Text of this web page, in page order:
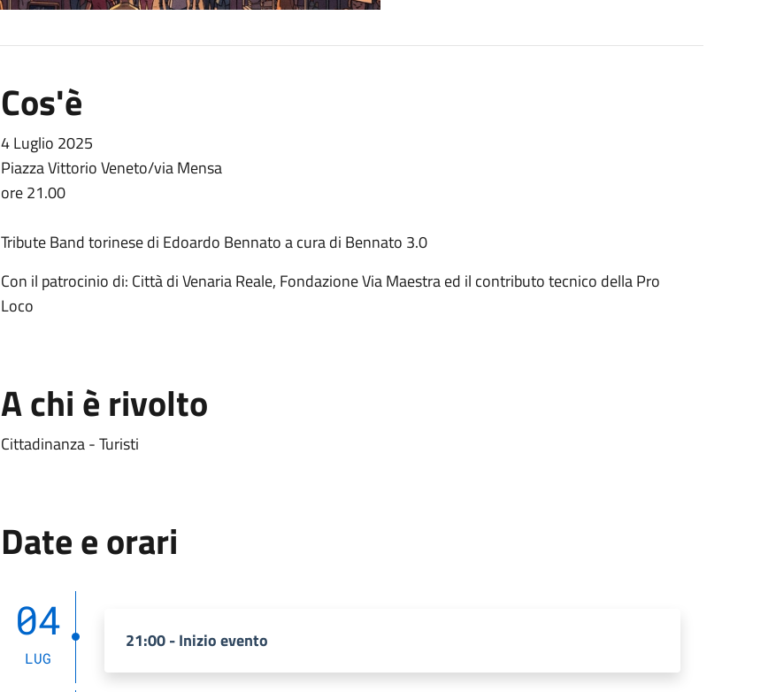
Cos'è
4 Luglio 2025
Piazza Vittorio Veneto/via Mensa
ore 21.00
Tribute Band torinese di Edoardo Bennato a cura di Bennato 3.0
Con il patrocinio di: Città di Venaria Reale, Fondazione Via Maestra ed il contributo tecnico della Pro
Loco
A chi è rivolto
Cittadinanza - Turisti
Date e orari
04
LUG
21:00 - Inizio evento